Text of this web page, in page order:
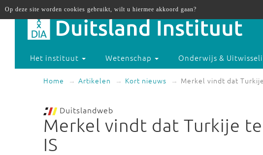
Het instituut Wetenschap Onderwijs &
Home Artikelen Kort nieuws Merkel vindt dat
Duitslandweb
Merkel vindt dat Turkije
IS
Op deze site worden cookies gebruikt, wilt u hiermee akkoord gaan?